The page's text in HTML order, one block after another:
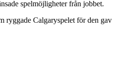
spelmöjligheter från jobbet.
ryggade Calgaryspelet för den gav